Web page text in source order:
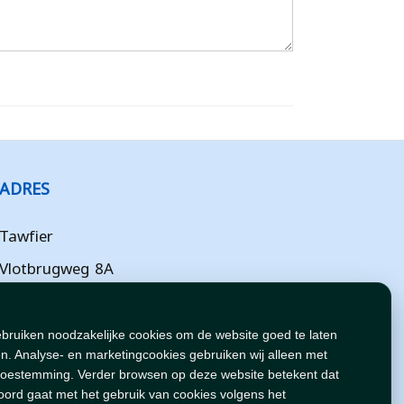
noodzakelijke cookies om de website goed te laten
Analyse- en marketingcookies gebruiken wij alleen met
Verder browsen op deze website betekent dat
gaat met het gebruik van cookies volgens het
ADRES
Tawfier
Vlotbrugweg 8A
Flevoland
NL